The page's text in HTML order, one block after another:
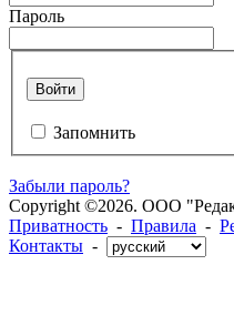
Пароль
Войти
Запомнить
Забыли пароль?
Copyright ©2026. ООО
Приватность - Правила -
Контакты -